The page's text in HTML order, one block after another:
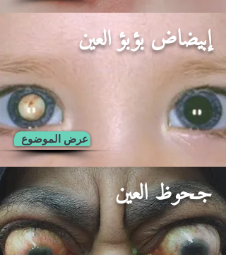
إبيضاض بؤبؤ العين
عرض الموضوع
جـحوظ العين